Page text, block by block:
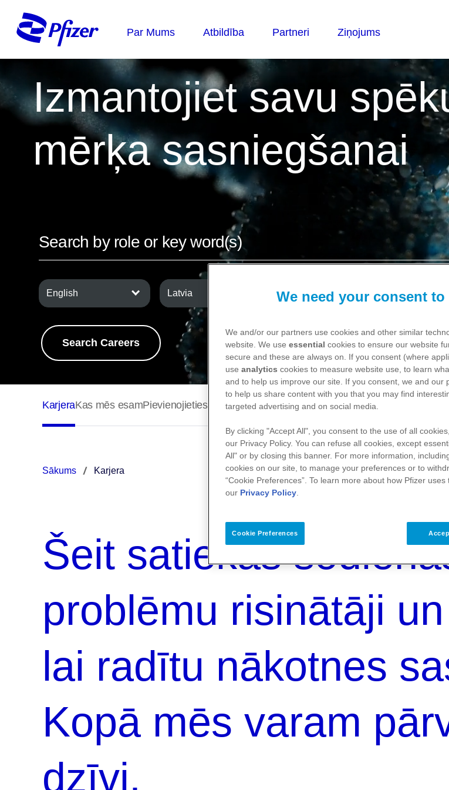
Izmantojiet savu
mērķa sasniegšanai
English
Search Careers
Sākums Karjera
Šeit satiekas
problēmu risinātāji
lai radītu nākotnes
Kopā mēs varam
dzīvi.
We need your consent to
We and/or our partners use cookies and other similar
website. We use essential cookies to ensure our website
secure and these are always on. If you consent (where
use analytics cookies to measure website use, to learn
and to help us improve our site. If you consent, we and our
to help us share content with you that you may find
targeted advertising and on social media.
By clicking "Accept All", you consent to the use of all
our Privacy Policy. You can refuse all cookies, except
All" or by closing this banner. For more information,
cookies on our site, to manage your preferences or to
“Cookie Preferences”. To learn more about how Pfizer
our Privacy Policy
Cookie Preferences